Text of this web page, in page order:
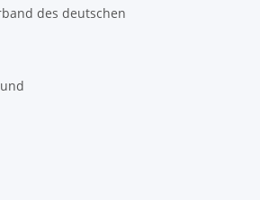
des deutschen